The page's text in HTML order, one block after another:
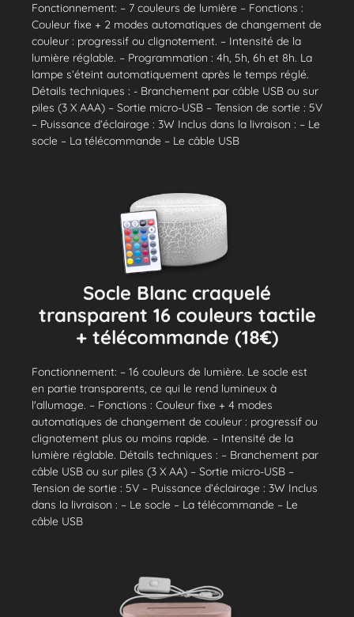
Fonctionnement: – 7 couleurs de lumière – Fonctions :
Couleur fixe + 2 modes automatiques de changement de
couleur : progressif ou clignotement. – Intensité de la
lumière réglable. – Programmation : 4h, 5h, 6h et 8h. La
lampe s’éteint automatiquement après le temps réglé.
Détails techniques : - Branchement par câble USB ou sur
piles (3 X AAA) – Sortie micro-USB – Tension de sortie : 5V
– Puissance d’éclairage : 3W Inclus dans la livraison : – Le
socle – La télécommande – Le câble USB
Socle Blanc craquelé
transparent 16 couleurs tactile
+ télécommande (18€)
Fonctionnement: – 16 couleurs de lumière. Le socle est
en partie transparents, ce qui le rend lumineux à
l'allumage. – Fonctions : Couleur fixe + 4 modes
automatiques de changement de couleur : progressif ou
clignotement plus ou moins rapide. – Intensité de la
lumière réglable. Détails techniques : – Branchement par
câble USB ou sur piles (3 X AA) – Sortie micro-USB –
Tension de sortie : 5V – Puissance d’éclairage : 3W Inclus
dans la livraison : – Le socle – La télécommande – Le
câble USB